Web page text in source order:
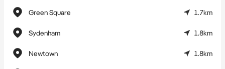
Green Square 1.7km
Sydenham 1.8km
Newtown 1.8km